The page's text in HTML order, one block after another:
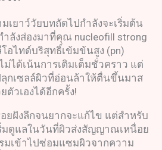
เยาว์วัยบทถัดไปกำลังจะเริ่มต้น
ลังส่องมาที่คุณ nucleofill strong
อไทด์บริสุทธิ์เข้มข้นสูง (pn)
ได้เน้นการเติมเต็มชั่วคราว แต่
เซลล์ผิวที่อ่อนล้าให้ตื่นขึ้นมาส
ตัวเองได้อีกครั้ง!
ยฝังลึกจนยากจะแก้ไข แต่สำหรับ
มดูแลในวันที่ผิวส่งสัญญาณเหนื่อย
มเข้าไปซ่อมแซมผิวจากความ